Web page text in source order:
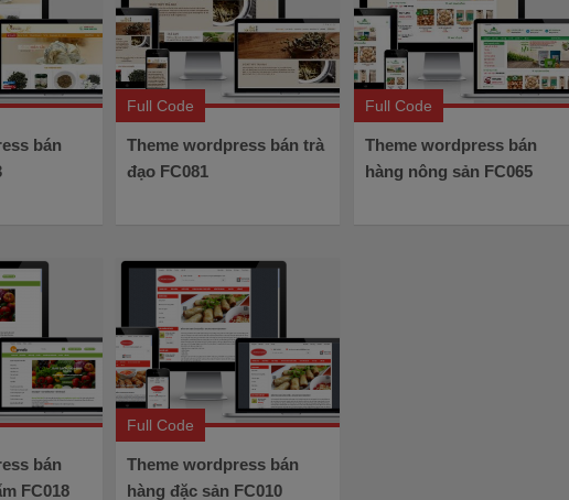
bán
Full Code
Theme wordpress bán trà
đạo FC081
Full Code
Theme wordpress bán
hàng nông sản FC065
bán
FC018
Full Code
Theme wordpress bán
hàng đặc sản FC010